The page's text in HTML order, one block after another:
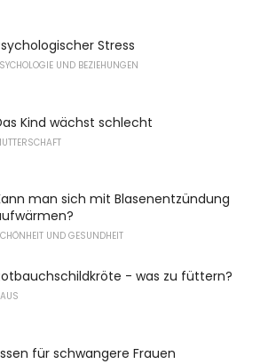
Stress
UND BEZIEHUNGEN
Kind wächst schlecht
man sich mit Blasenentzündung
UND GESUNDHEIT
- was zu füttern?
für schwangere Frauen